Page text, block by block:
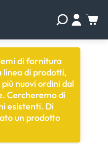
di fornitura
linea di prodotti,
nuovi ordini dal
Cercheremo di
esistenti. Di
un prodotto